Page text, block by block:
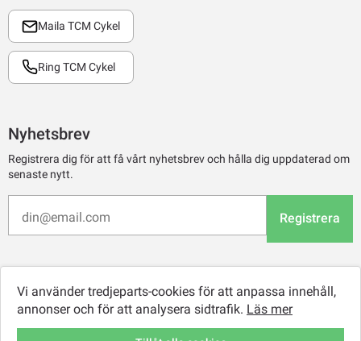
Maila TCM Cykel
Ring TCM Cykel
Nyhetsbrev
Registrera dig för att få vårt nyhetsbrev och hålla dig uppdaterad om
senaste nytt.
Registrera
Vi använder tredjeparts-cookies för att anpassa innehåll,
annonser och för att analysera sidtrafik. Läs mer